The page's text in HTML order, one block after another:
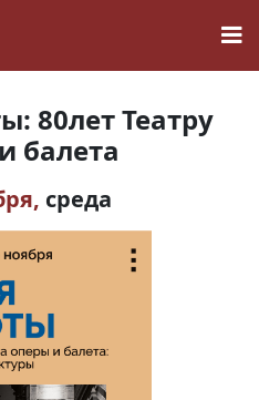
80лет Театру
балета
среда